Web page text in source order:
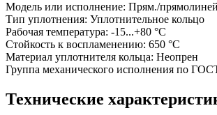
Модель или исполнение: Прям./
Тип уплотнения: Уплотнительное кольцо
Рабочая температура: -15...+80 °C
Стойкость к воспламенению: 650 °C
Материал уплотнителя кольца: Неопрен
Группа механического исполнения по
Технические